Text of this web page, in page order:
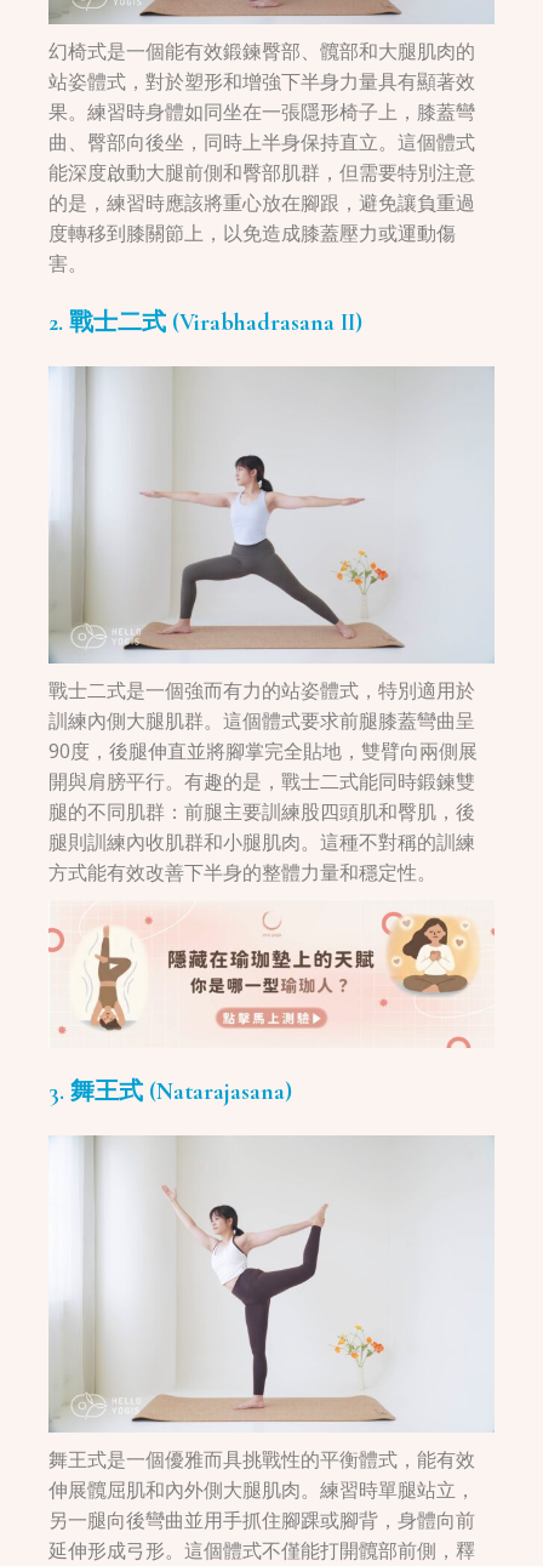
幻椅式是一個能有效鍛鍊臀部、髖部和大腿肌肉的
站姿體式，對於塑形和增強下半身力量具有顯著效
果。練習時身體如同坐在一張隱形椅子上，膝蓋彎
曲、臀部向後坐，同時上半身保持直立。這個體式
能深度啟動大腿前側和臀部肌群，但需要特別注意
的是，練習時應該將重心放在腳跟，避免讓負重過
度轉移到膝關節上，以免造成膝蓋壓力或運動傷
害。
2. 戰士二式 (Virabhadrasana II)
戰士二式是一個強而有力的站姿體式，特別適用於
訓練內側大腿肌群。這個體式要求前腿膝蓋彎曲呈
90度，後腿伸直並將腳掌完全貼地，雙臂向兩側展
開與肩膀平行。有趣的是，戰士二式能同時鍛鍊雙
腿的不同肌群：前腿主要訓練股四頭肌和臀肌，後
腿則訓練內收肌群和小腿肌肉。這種不對稱的訓練
方式能有效改善下半身的整體力量和穩定性。
3. 舞王式 (Natarajasana)
舞王式是一個優雅而具挑戰性的平衡體式，能有效
伸展髖屈肌和內外側大腿肌肉。練習時單腿站立，
另一腿向後彎曲並用手抓住腳踝或腳背，身體向前
延伸形成弓形。這個體式不僅能打開髖部前側，釋